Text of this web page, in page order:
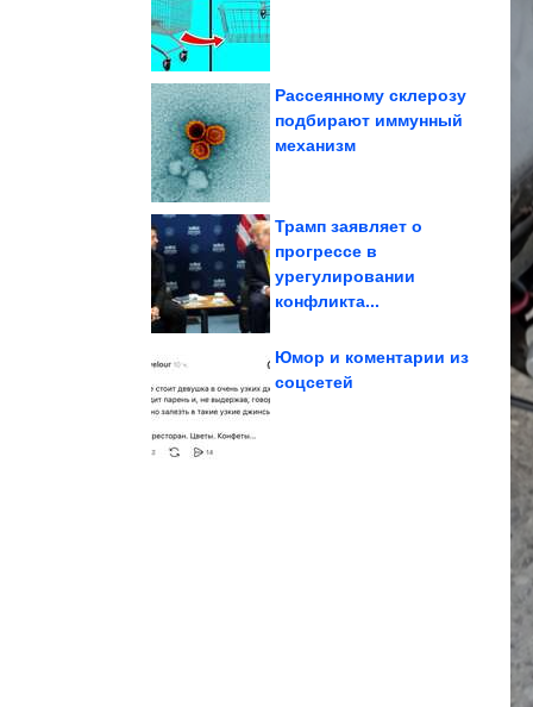
Ещё 10 уникальных мест
Рассеянному склерозу
подбирают иммунный
механизм
Трамп заявляет о
прогрессе в
урегулировании
конфликта...
Как всего за одну
Юмор и коментарии из
соцсетей